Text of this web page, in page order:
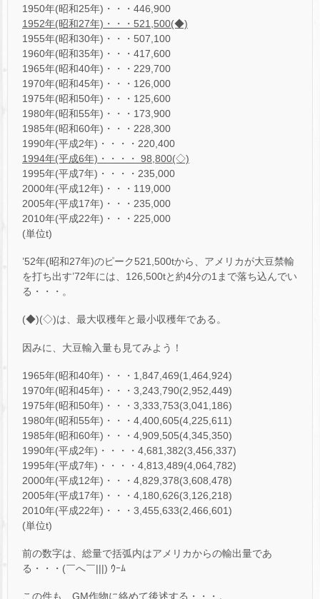
1950年(昭和25年)・・・446,900
1952年(昭和27年)・・・521,500(◆)
1955年(昭和30年)・・・507,100
1960年(昭和35年)・・・417,600
1965年(昭和40年)・・・229,700
1970年(昭和45年)・・・126,000
1975年(昭和50年)・・・125,600
1980年(昭和55年)・・・173,900
1985年(昭和60年)・・・228,300
1990年(平成2年)・・・・220,400
1994年(平成6年)・・・・ 98,800(◇)
1995年(平成7年)・・・・235,000
2000年(平成12年)・・・119,000
2005年(平成17年)・・・235,000
2010年(平成22年)・・・225,000
(単位t)
’52年(昭和27年)のピーク521,500tから、アメリカが大豆禁輸
を打ち出す’72年には、126,500tと約4分の1まで落ち込んでい
る・・・。
(◆)(◇)は、最大収穫年と最小収穫年である。
因みに、大豆輸入量も見てみよう！
1965年(昭和40年)・・・1,847,469(1,464,924)
1970年(昭和45年)・・・3,243,790(2,952,449)
1975年(昭和50年)・・・3,333,753(3,041,186)
1980年(昭和55年)・・・4,400,605(4,225,611)
1985年(昭和60年)・・・4,909,505(4,345,350)
1990年(平成2年)・・・・4,681,382(3,456,337)
1995年(平成7年)・・・・4,813,489(4,064,782)
2000年(平成12年)・・・4,829,378(3,608,478)
2005年(平成17年)・・・4,180,626(3,126,218)
2010年(平成22年)・・・3,455,633(2,466,601)
(単位t)
前の数字は、総量で括弧内はアメリカからの輸出量であ
る・・・(￣へ￣|||) ｳｰﾑ
この件も、GM作物に絡めて後述する・・・。